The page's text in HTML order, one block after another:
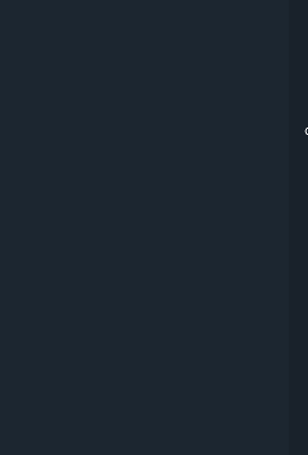
Desenvolvimento
2025: Construa um
Receita e Liderança
Em 2025, seu site não é mais
— é o seu ativo de negócio
Avenida Michigan, Chicago,